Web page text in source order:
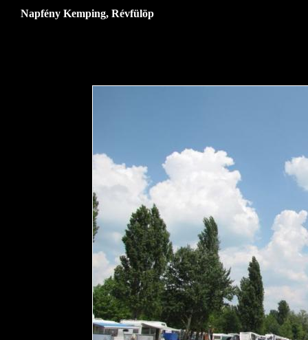
Napfény Kemping, Révfülöp